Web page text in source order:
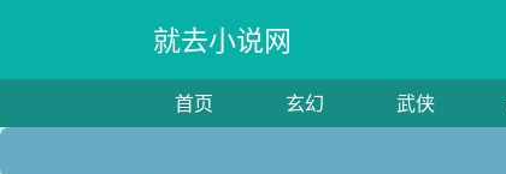
就去小说网
首页 玄幻 武侠